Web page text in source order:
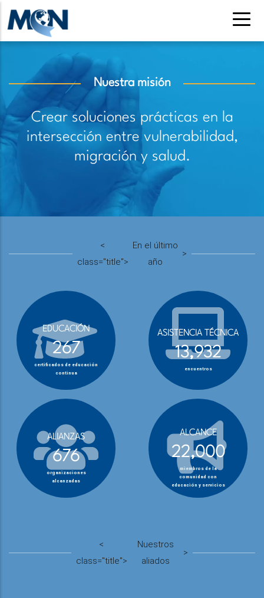
Pasar
contenido
Nuestra misión
Crear soluciones prácticas en la
intersección entre vulnerabilidad,
migración y salud.
<
class="title">
En el último
año
>
EDUCACIÓN
267
certificados de educación
continua
ASISTENCIA TÉCNICA
13,932
encuentros
ALIANZAS
676
organizaciones
alcanzadas
ALCANCE
22,000
miembros de la
comunidad con
educación y servicios
<
class="title">
Nuestros
aliados
>